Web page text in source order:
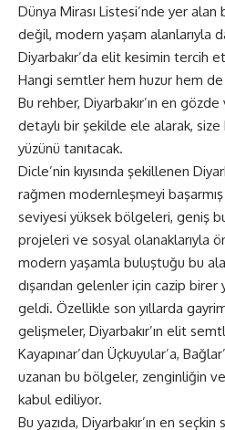
Dünya Mirası Listesi’nde yer
değil, modern yaşam alanlarıyla
Diyarbakır’da elit kesimin tercih
Hangi semtler hem huzur hem
Bu rehber, Diyarbakır’ın en
detaylı bir şekilde ele alarak,
yüzünü tanıtacak.
Dicle’nin kıyısında şekillenen
rağmen modernleşmeyi
seviyesi yüksek bölgeleri, geniş
projeleri ve sosyal olanaklarıyla
modern yaşamla buluştuğu bu
dışarıdan gelenler için cazip
geldi. Özellikle son yıllarda
gelişmeler, Diyarbakır’ın elit
Kayapınar’dan Üçkuyular’a,
uzanan bu bölgeler, zenginliğin
kabul ediliyor.
Bu yazıda, Diyarbakır’ın en